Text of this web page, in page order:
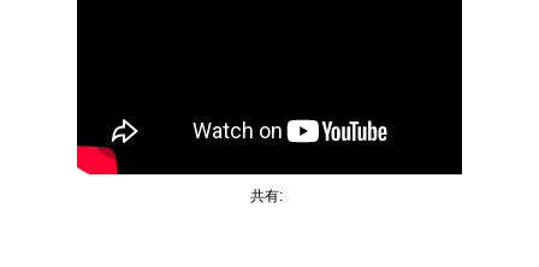
共有: